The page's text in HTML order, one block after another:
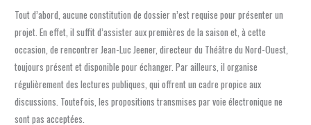
Tout d’abord, aucune constitution de dossier n’est requise pour présenter un
projet. En effet, il suffit d’assister aux premières de la saison et, à cette
occasion, de rencontrer Jean-Luc Jeener, directeur du Théâtre du Nord-Ouest,
toujours présent et disponible pour échanger. Par ailleurs, il organise
régulièrement des lectures publiques, qui offrent un cadre propice aux
discussions. Toutefois, les propositions transmises par voie électronique ne
sont pas acceptées.